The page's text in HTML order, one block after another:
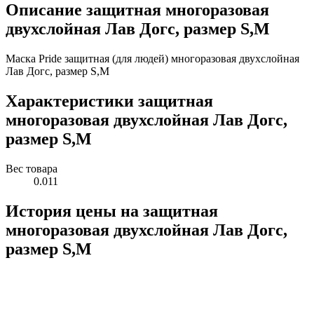
Описание защитная многоразовая
двухслойная Лав Догс, размер S,M
Маска Pride защитная (для людей) многоразовая двухслойная
Лав Догс, размер S,M
Характеристики защитная
многоразовая двухслойная Лав Догс,
размер S,M
Вес товара
0.011
История цены на защитная
многоразовая двухслойная Лав Догс,
размер S,M